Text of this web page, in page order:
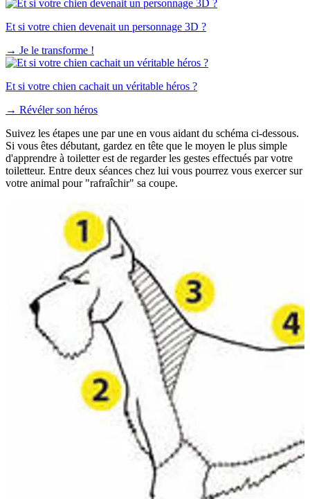
Et si votre chien devenait un personnage 3D ?
→ Je le transforme !
Et si votre chien cachait un véritable héros ?
→ Révéler son héros
Suivez les étapes une par une en vous aidant du schéma ci-dessous.
Si vous êtes débutant, gardez en tête que le moyen le plus simple
d'apprendre à toiletter est de regarder les gestes effectués par votre
toiletteur. Entre deux séances chez lui vous pourrez vous exercer sur
votre animal pour "rafraîchir" sa coupe.